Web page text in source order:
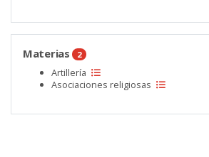
Materias 2
Artillería
Asociaciones religiosas